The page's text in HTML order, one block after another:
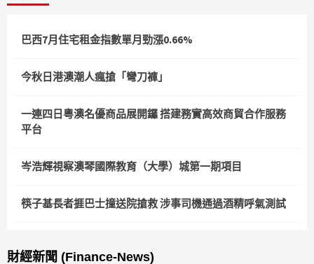
巴西7月住宅租金指數單月勁漲0.66%
今秋日港澳潮人瘋搶「彎刀褲」
一連四日粵澳名優商品展開鑼 搭建務實高效商貿合作服務
平台
岑浩輝視察澳琴國際教育（大學）城第一期項目
筷子基長者捱巴士撞送院搶救 涉事司機通過酒精呼氣測試
財經新聞 (Finance-News)